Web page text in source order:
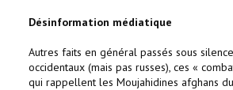
Désinformation médiatique
Autres faits en général passés sous
occidentaux (mais pas russes), ces «
qui rappellent les Moujahidines afghans